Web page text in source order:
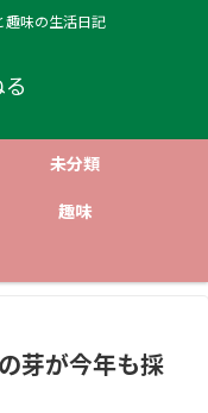
趣味の生活日記
未分類
趣味
芽が今年も採